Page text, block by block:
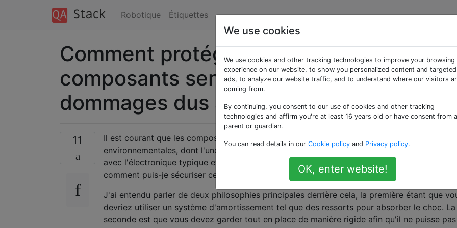
Robotique Étiquettes
Comment protéger au mieux les
composants sensibles contre les
dommages dus aux vibrations?
11
Il est courant que les composants de certains types de robots subissent de fortes
environnementales, dont l'une est la vibration. Est-ce quelque chose dont je dois m'inquiéter
avec l'électronique typique et d'autres composants sensibles, ou pas vraiment? Si c'est le
comment puis-je sécuriser ces composants?
J'ai entendu parler de deux philosophies principales derrière cela, la première étant que
devriez utiliser un système d'amortissement tel que des ressorts pour absorber le choc. La
seconde est que vous devez garder tout en place de manière rigide afin qu'il ne puisse pas
We use cookies
We use cookies and other tracking technologies to improve your browsing
experience on our website, to show you personalized content and targeted
ads, to analyze our website traffic, and to understand where our visitors
coming from.
By continuing, you consent to our use of cookies and other tracking
technologies and affirm you're at least 16 years old or have consent from a
parent or guardian.
You can read details in our Cookie policy and Privacy policy.
OK, enter website!